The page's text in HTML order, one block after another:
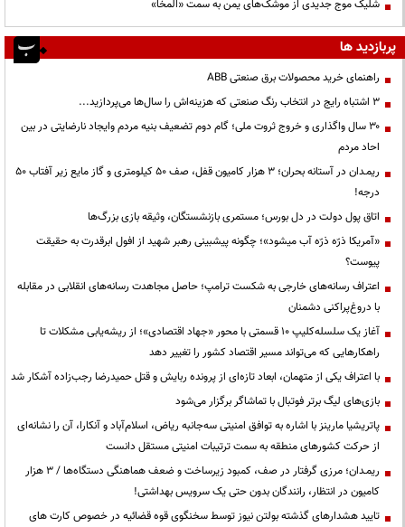
شلیک موج جدیدی از موشک‌های یمن به سمت «المخا»
پربازدید ها
راهنمای خرید محصولات برق صنعتی ABB
3 اشتباه رایج در انتخاب رنگ صنعتی که هزینه‌اش را سال‌ها می‌پردازید...
۳۰ سال واگذاری و خروج ثروت ملی؛ گام دوم تضعیف بنیه مردم وایجاد نارضایتی در بین
احاد مردم
ریمـدان در آستانه بحران؛ ۳ هزار کامیون قفل، صف ۵۰ کیلومتری و گاز مایع زیر آفتاب ۵۰
درجه!
اتاق پول دولت در دل بورس؛ مستمری بازنشستگان، وثیقه بازی بزرگ‌ها
«آمریکا ذرّه ذرّه آب میشود»؛ چگونه پیشبینی رهبر شهید از افول ابرقدرت به حقیقت
پیوست؟
اعتراف رسانه‌های خارجی به شکست ترامپ؛ حاصل مجاهدت رسانه‌های انقلابی در مقابله
با دروغ‌پراکنی دشمنان
آغاز یک سلسله‌کلیپ ۱۰ قسمتی با محور «جهاد اقتصادی»؛ از ریشه‌یابی مشکلات تا
راهکارهایی که می‌تواند مسیر اقتصاد کشور را تغییر دهد
با اعتراف یکی از متهمان، ابعاد تازه‌ای از پرونده ربایش و قتل حمیدرضا رجب‌زاده آشکار شد
بازی‌های لیگ برتر فوتبال با تماشاگر برگزار می‌شود
پاتریشیا مارینز با اشاره به توافق امنیتی سه‌جانبه ریاض، اسلام‌آباد و آنکارا، آن را نشانه‌ای
از حرکت کشورهای منطقه به سمت ترتیبات امنیتی مستقل دانست
ریمـدان؛ مرزی گرفتار در صف، کمبود زیرساخت و ضعف هماهنگی دستگاه‌ها / ۳ هزار
کامیون در انتظار، رانندگان بدون حتی یک سرویس بهداشتی!
تایید هشدارهای گذشته بولتن نیوز توسط سخنگوی قوه قضائیه در خصوص کارت های